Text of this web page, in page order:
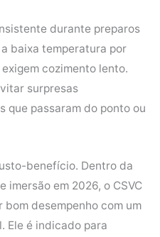
durante preparos
baixa temperatura por
cozimento lento.
surpresas
que passaram do ponto ou
benefício. Dentro da
em 2026, o CSVC
desempenho com um
Ele é indicado para